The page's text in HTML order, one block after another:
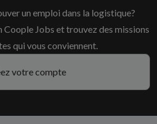
un emploi dans la logistique?
Coople Jobs et trouvez des missions
qui vous conviennent.
votre compte